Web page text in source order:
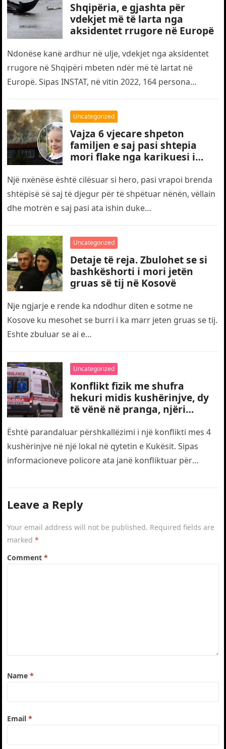
Shqipëria, e gjashta për
vdekjet më të larta nga
aksidentet rrugore në Europë
Ndonëse kanë ardhur në ulje, vdekjet nga aksidentet
rrugore në Shqipëri mbeten ndër më të lartat në
Europë. Sipas INSTAT, në vitin 2022, 164 persona
Uncategorized
Vajza 6 vjecare shpeton
familjen e saj pasi shtepia
mori flake nga karikuesi i
Një nxënëse është cilësuar si hero, pasi vrapoi brenda
shtëpisë së saj të djegur për të shpëtuar nënën, vëllain
dhe motrën e saj pasi ata ishin duke…
Uncategorized
Detaje të reja. Zbulohet se si
bashkëshorti i mori jetën
gruas së tij në Kosovë
Nje ngjarje e rende ka ndodhur diten e sotme ne
Kosove ku mesohet se burri i ka marr jeten gruas se tij.
Eshte zbuluar se ai e…
Uncategorized
Konflikt fizik me shufra
hekuri midis kushërinjve, dy
të vënë në pranga, njëri
drejt traumës
Është parandaluar përshkallëzimi i një konflikti mes 4
kushërinjve në një lokal në qytetin e Kukësit. Sipas
informacioneve policore ata janë konfliktuar për
Leave a Reply
Your email address will not be published. Required fields are
marked*
Comment*
Name*
Email*